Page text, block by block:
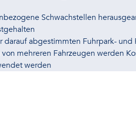
Schwachstellen
abgestimmten Fuhrpark- und
mehreren Fahrzeugen werden
werden